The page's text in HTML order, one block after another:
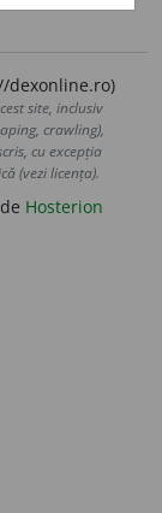
dexonline.ro)
site, inclusiv
crawling),
cu excepția
(vezi licența).
Hosterion